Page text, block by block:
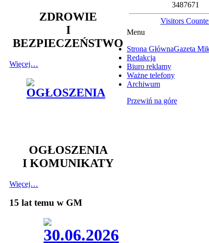
ZDROWIE
I
BEZPIECZEŃSTWO
Więcej…
OGŁOSZENIA
I KOMUNIKATY
Więcej…
15 lat temu w GM
3487671
Visitors
Menu
Strona GłównaGazeta
Redakcja
Biuro reklamy
Ważne telefony
Archiwum
Przewiń na górę